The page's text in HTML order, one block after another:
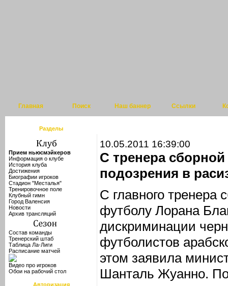
Главная Поиск Наш баннер Ссылки
Разделы
Прием ньюсмэйкеров
Информация о клубе
История клуба
Достижения
Биографии игроков
Стадион "Месталья"
Тренировочное поле
Клубный гимн
Город Валенсия
Новости
Архив трансляций
Состав команды
Тренерский штаб
Таблица Ла-Лиги
Расписание матчей
Видео про игроков
Обои на рабочий стол
Авторизация
10.05.2011 16:39:00
С тренера
подозрения в
С главного тренера
футболу Лорана
дискриминации
футболистов
этом заявила
Шанталь Жуанно.